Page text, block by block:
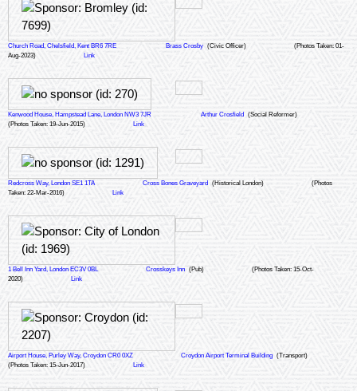
Church Road, Chelsfield, Kent BR6 7RE Brass Crosby (Civic Officer)
(Photos Taken: 01-
Aug-2023)
Link
Kenwood House, Hampstead Lane, London NW3 7JR Arthur Crosfield
(Social Reformer)
(Photos Taken: 19-Jun-2015)
Link
Redcross Way, London SE1 1TA Cross Bones Graveyard (Historical London)
(Photos
Taken: 22-Mar-2016)
Link
1 Bell Inn Yard, London EC3V 0BL Crosskeys Inn (Pub)
(Photos Taken: 15-Oct-
2020)
Link
Airport House, Purley Way, Croydon CR0 0XZ Croydon Airport Terminal Building (Transport)
(Photos Taken: 15-Jun-2017)
Link